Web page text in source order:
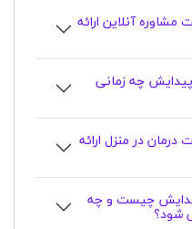
آنلاین ارائه
چه زمانی
در منزل ارائه
چیست و چه
شود؟